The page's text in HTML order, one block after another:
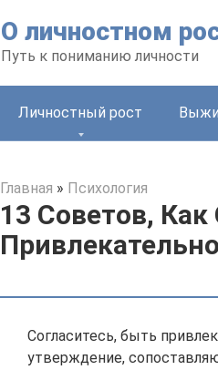
О личностном
Путь к пониманию личности
Личностный рост
Главная » Психология
13 Советов,
Согласитесь, быть
утверждение,